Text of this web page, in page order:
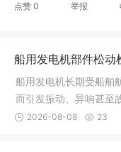
点赞 0 举报
船用发电机部件松动
船用发电机长期受船舶
而引发振动、异响甚至
检查方法及重点如下：
2026-08-08 23